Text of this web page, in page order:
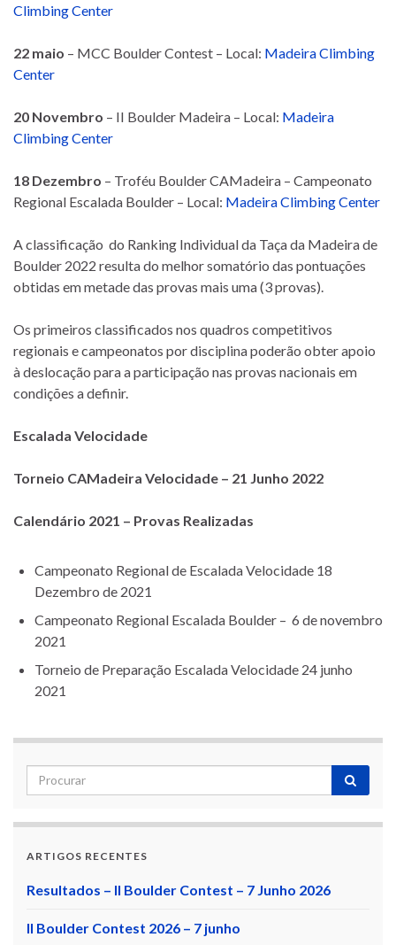
Climbing Center
22 maio – MCC Boulder Contest – Local: Madeira Climbing
Center
20 Novembro – II Boulder Madeira – Local: Madeira
Climbing Center
18 Dezembro – Troféu Boulder CAMadeira – Campeonato
Regional Escalada Boulder – Local: Madeira Climbing Center
A classificação do Ranking Individual da Taça da Madeira de
Boulder 2022 resulta do melhor somatório das pontuações
obtidas em metade das provas mais uma (3 provas).
Os primeiros classificados nos quadros competitivos
regionais e campeonatos por disciplina poderão obter apoio
à deslocação para a participação nas provas nacionais em
condições a definir.
Escalada Velocidade
Torneio CAMadeira Velocidade – 21 Junho 2022
Calendário 2021 – Provas Realizadas
Campeonato Regional de Escalada Velocidade 18
Dezembro de 2021
Campeonato Regional Escalada Boulder – 6 de novembro
2021
Torneio de Preparação Escalada Velocidade 24 junho
2021
ARTIGOS RECENTES
Resultados – II Boulder Contest – 7 Junho 2026
II Boulder Contest 2026 – 7 junho